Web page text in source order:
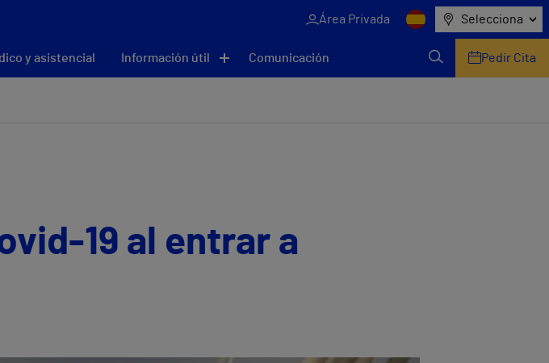
Área Privada Selecciona
y asistencial Información útil Comunicación Pedir Cita
19 al entrar a